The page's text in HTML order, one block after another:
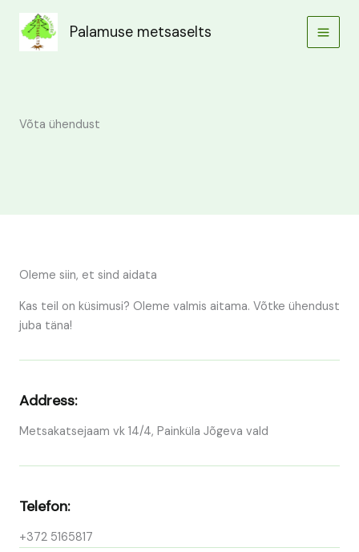
content
Palamuse metsaselts
Võta ühendust
Oleme siin, et sind aidata
Kas teil on küsimusi? Oleme valmis aitama. Võtke ühendust
juba täna!
Address:
Metsakatsejaam vk 14/4, Painküla Jõgeva vald
Telefon:
+372 5165817